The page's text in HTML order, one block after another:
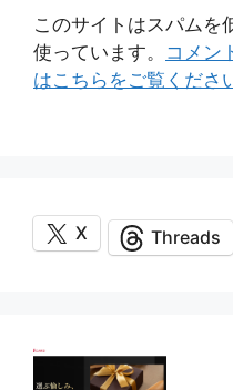
このサイトはスパム
使っています。 コメン
はこちらをご覧くださ
X Threads